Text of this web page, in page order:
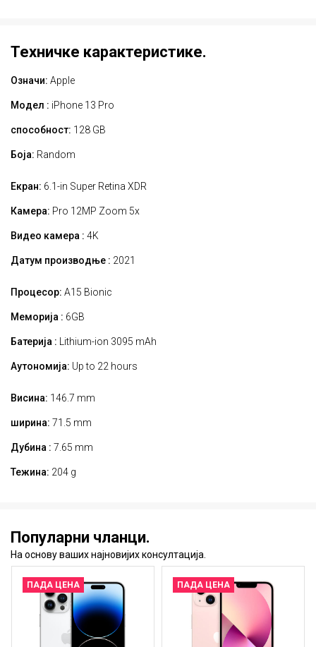
Техничке карактеристике.
Означи: Apple
Модел : iPhone 13 Pro
способност: 128 GB
Боја: Random
Екран: 6.1-in Super Retina XDR
Камера: Pro 12MP Zoom 5x
Видео камера : 4K
Датум производње : 2021
Процесор: A15 Bionic
Меморија : 6GB
Батерија : Lithium-ion 3095 mAh
Аутономија: Up to 22 hours
Висина: 146.7 mm
ширина: 71.5 mm
Дубина : 7.65 mm
Тежина: 204 g
Популарни чланци.
На основу ваших најновијих консултација.
ПАДА ЦЕНА ПАДА ЦЕНА